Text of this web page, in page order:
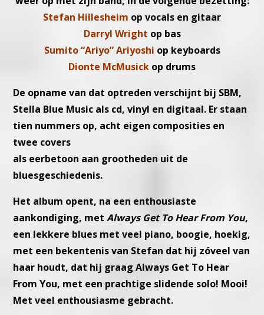
Stefan Hillesheim op vocals en gitaar
Darryl Wright op bas
Sumito “Ariyo” Ariyoshi op keyboards
Dionte McMusick op drums
De opname van dat optreden verschijnt bij SBM,
Stella Blue Music als cd, vinyl en digitaal. Er staan
tien nummers op, acht eigen composities en
twee covers
als eerbetoon aan grootheden uit de
bluesgeschiedenis.
Het album opent, na een enthousiaste
aankondiging, metAlways GetTo Hear From You,
een lekkere blues met veel piano, boogie, hoekig,
met een bekentenis van Stefan dat hij zóveel van
haar houdt, dat hij graag Always Get To Hear
From You, met een prachtige slidende solo! Mooi!
Met veel enthousiasme gebracht.